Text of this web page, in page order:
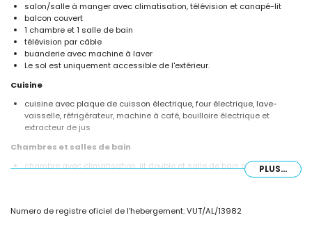
salon/salle à manger avec climatisation, télévision et canapé-lit
balcon couvert
1 chambre et 1 salle de bain
télévision par câble
buanderie avec machine à laver
Le sol est uniquement accessible de l'extérieur.
Cuisine
cuisine avec plaque de cuisson électrique, four électrique, lave-
vaisselle, réfrigérateur, machine à café, bouilloire électrique et
extracteur de jus
Chambres et salles de bain
chambre avec climatisation, lit double et salle de bain attenante
salle de bain avec double lavabo, baignoire, douche, bidet, toilettes et
Extérieur de l'appartement
PLUS...
Numero de registre oficiel de l'hebergement: VUT/AL/13982